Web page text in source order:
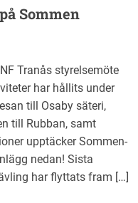
Sommen
Tranås styrelsemöte
har hållits under
till Osaby säteri,
till Rubban, samt
upptäcker Sommen-
nedan! Sista
har flyttats fram […]